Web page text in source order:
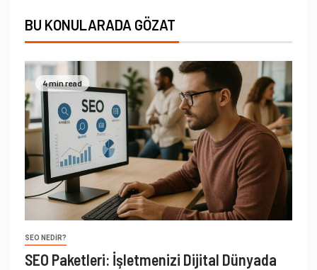
BU KONULARADA GÖZAT
4 min read
SEO NEDIR?
SEO Paketleri: İşletmenizi Dijital Dünyada